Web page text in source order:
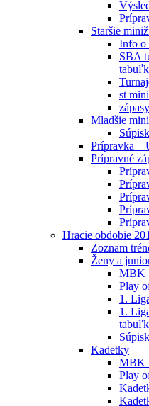
Staršie
Info o
SBA
st
Mladšie
Prípravka –
Prípravné
Hracie obdobie
Zoznam
Ženy a
MBK
Play
1.
1.
Kadetky
MBK
Play